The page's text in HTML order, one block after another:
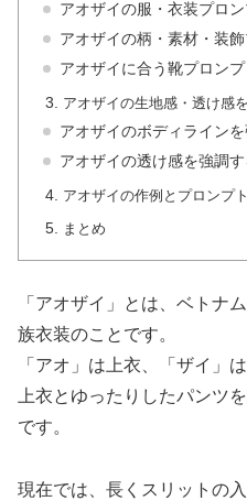
アオザイの服・衣装プロン
アオザイの柄・素材・装飾
アオザイに合う靴プロンプ
アオザイの生地感・透け感
アオザイのボディライン
アオザイの透け感を強調
アオザイの作例とプロンプ
まとめ
「アオザイ」とは、ベトナ
族衣装のことです。
「アオ」は上衣、「ザイ」
上衣とゆったりしたパンツ
です。
現在では、長くスリットの